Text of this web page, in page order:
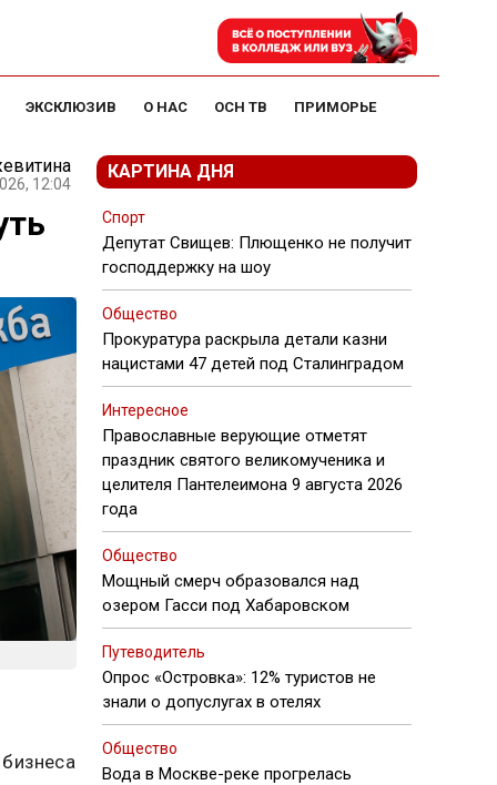
ЭКСКЛЮЗИВ О НАС ОСН ТВ ПРИМОРЬЕ
12:04
КАРТИНА ДНЯ
Спорт
Депутат Свищев: Плющенко не получит
господдержку на шоу
Общество
Прокуратура раскрыла детали казни
нацистами 47 детей под Сталинградом
Интересное
Православные верующие отметят
праздник святого великомученика и
целителя Пантелеимона 9 августа 2026
года
Общество
Мощный смерч образовался над
озером Гасси под Хабаровском
Путеводитель
Опрос «Островка»: 12% туристов не
знали о допуслугах в отелях
Общество
Вода в Москве-реке прогрелась